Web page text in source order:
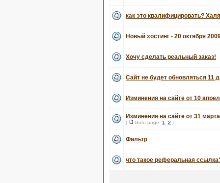
как это квалифицировать?
Новый хостинг - 20 октября
Хочу сделать реальный заказ!
Сайт не будет обновляться 11
Изминения на сайте от 10
Изминения на сайте от 31
[ Goto page: 1 2 ]
Фильтр
что такое реферальная